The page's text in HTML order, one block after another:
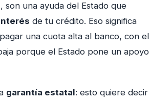
son una ayuda del Estado que
de tu crédito. Eso significa
una cuota alta al banco, con el
porque el Estado pone un apoyo
garantía estatal: esto quiere decir